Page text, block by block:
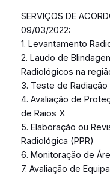
SERVIÇOS DE
09/03/2022:
1. Levantamento
2. Laudo de
Radiológicos na
3. Teste de
4. Avaliação de
de Raios X
5. Elaboração ou
Radiológica (PPR)
6. Monitoração de
7. Avaliação de